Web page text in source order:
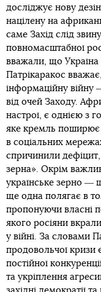
досліджує нову
націлену на
саме Захід слід
повномасштабної
вважали, що Україна
Патрікаракос
інформаційну війну
від очей Заходу.
настрої, є однією з
яке кремль поширює
в соціальних
спричинили
зерна». Окрім
українське зерно ―
ще одна полягає в
пропонуючи власні
якого росіяни
у війні. За словами
продовольчої кризи
постійної
та укріплення